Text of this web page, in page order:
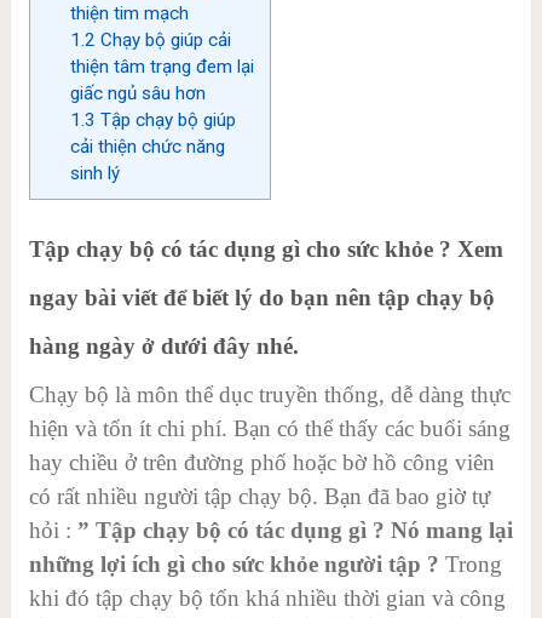
thiện tim mạch
1.2 Chạy bộ giúp cải
thiện tâm trạng đem lại
giấc ngủ sâu hơn
1.3 Tập chạy bộ giúp
cải thiện chức năng
sinh lý
Tập chạy bộ có tác dụng gì cho sức khỏe ? Xem
ngay bài viết để biết lý do bạn nên tập chạy bộ
hàng ngày ở dưới đây nhé.
Chạy bộ là môn thể dục truyền thống, dễ dàng thực
hiện và tốn ít chi phí. Bạn có thể thấy các buổi sáng
hay chiều ở trên đường phố hoặc bờ hồ công viên
có rất nhiều người tập chạy bộ. Bạn đã bao giờ tự
hỏi : ” Tập chạy bộ có tác dụng gì ? Nó mang lại
những lợi ích gì cho sức khỏe người tập ? Trong
khi đó tập chạy bộ tốn khá nhiều thời gian và công